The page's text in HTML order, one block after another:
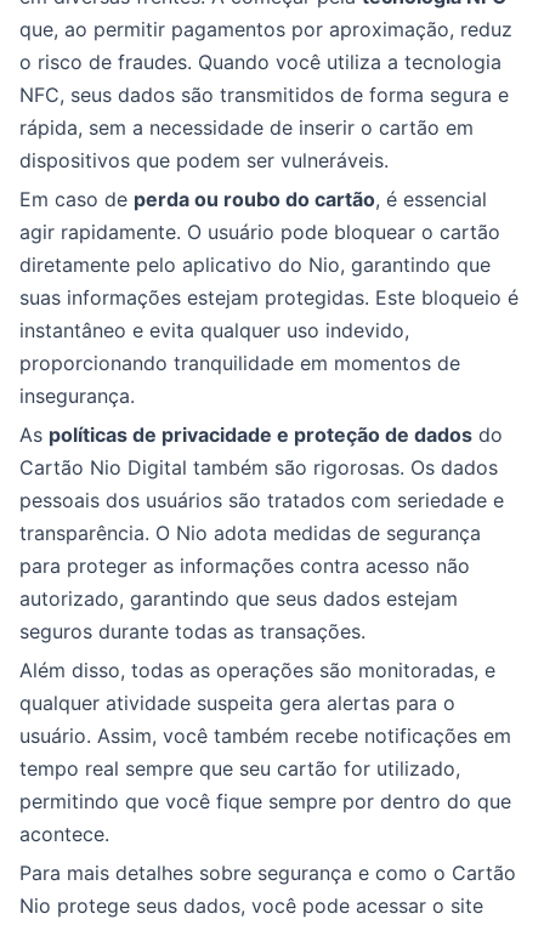
que, ao permitir pagamentos por aproximação, reduz
o risco de fraudes. Quando você utiliza a tecnologia
NFC, seus dados são transmitidos de forma segura e
rápida, sem a necessidade de inserir o cartão em
dispositivos que podem ser vulneráveis.
Em caso de perda ou roubo do cartão, é essencial
agir rapidamente. O usuário pode bloquear o cartão
diretamente pelo aplicativo do Nio, garantindo que
suas informações estejam protegidas. Este bloqueio é
instantâneo e evita qualquer uso indevido,
proporcionando tranquilidade em momentos de
insegurança.
As políticas de privacidade e proteção de dados do
Cartão Nio Digital também são rigorosas. Os dados
pessoais dos usuários são tratados com seriedade e
transparência. O Nio adota medidas de segurança
para proteger as informações contra acesso não
autorizado, garantindo que seus dados estejam
seguros durante todas as transações.
Além disso, todas as operações são monitoradas, e
qualquer atividade suspeita gera alertas para o
usuário. Assim, você também recebe notificações em
tempo real sempre que seu cartão for utilizado,
permitindo que você fique sempre por dentro do que
acontece.
Para mais detalhes sobre segurança e como o Cartão
Nio protege seus dados, você pode acessar o site